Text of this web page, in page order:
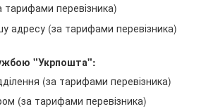
тарифами перевізника)
адресу (за тарифами перевізника)
"Укрпошта":
(за тарифами перевізника)
(за тарифами перевізника)